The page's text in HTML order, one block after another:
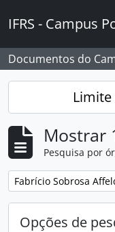
IFRS - Campus
Documentos do
Mostrar
Pesquisa por
Remover filtro:
Fabrício Sobrosa
Opções de